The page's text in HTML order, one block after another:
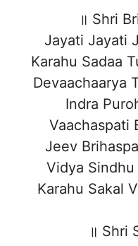
॥ Shri
Jayati Jayati
Karahu Sadaa
Devaachaarya
Indra
Vaachaspati
Jeev
Vidya Sindhu
Karahu Sakal
॥ Shri